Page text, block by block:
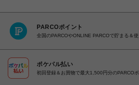
PARCOポイント
全国のPARCOやONLINE PARCOで貯まる＆使
ポケパル払い
初回登録＆お買物で最大1,500円分のPARCO